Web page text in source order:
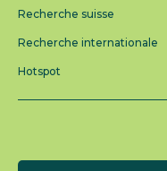
Recherche suisse
Recherche internationale
Hotspot